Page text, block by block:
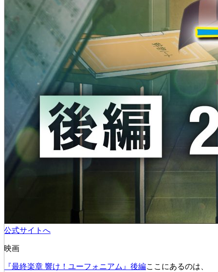
公式サイトへ
映画
『最終楽章 響け！ユーフォニアム』後編ここにあるのは、